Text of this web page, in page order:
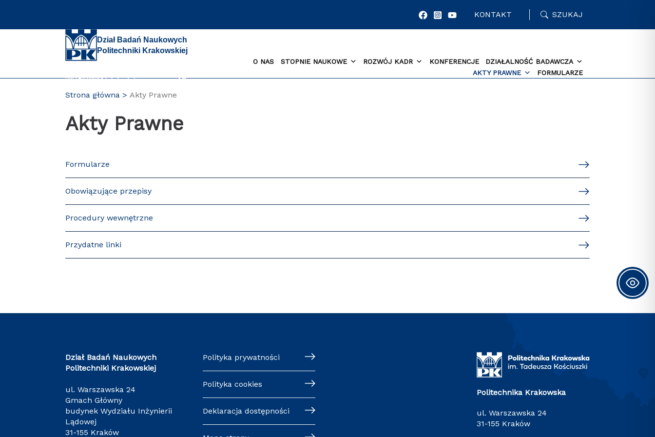
KONTAKT SZUKAJ
Dział Badań Naukowych
Politechniki Krakowskiej
PL
O NAS STOPNIE NAUKOWE ROZWÓJ KADR KONFERENCJE
DZIAŁALNOŚĆ BADAWCZA
AKTY PRAWNE
FORMULARZE
Strona główna Akty Prawne
Akty Prawne
Formularze
Obowiązujące przepisy
Procedury wewnętrzne
Przydatne linki
Dział Badań Naukowych
Politechniki Krakowskiej
ul. Warszawska 24
Gmach Główny
budynek Wydziału Inżynierii
Lądowej
31-155 Kraków
Polityka prywatności
Polityka cookies
Deklaracja dostępności
Politechnika Krakowska
ul. Warszawska 24
31-155 Kraków